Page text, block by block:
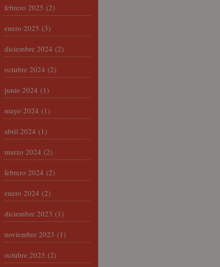
febrero 2025 (2)
enero 2025 (3)
diciembre 2024 (2)
octubre 2024 (2)
junio 2024 (1)
mayo 2024 (1)
abril 2024 (1)
marzo 2024 (2)
febrero 2024 (2)
enero 2024 (2)
diciembre 2023 (1)
noviembre 2023 (1)
octubre 2023 (2)